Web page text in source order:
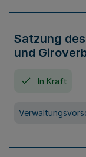
Satzung
und
In Kraft